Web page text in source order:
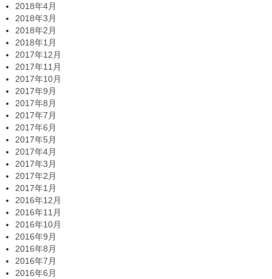
2018年4月
2018年3月
2018年2月
2018年1月
2017年12月
2017年11月
2017年10月
2017年9月
2017年8月
2017年7月
2017年6月
2017年5月
2017年4月
2017年3月
2017年2月
2017年1月
2016年12月
2016年11月
2016年10月
2016年9月
2016年8月
2016年7月
2016年6月